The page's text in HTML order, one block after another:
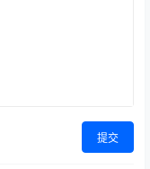
提交